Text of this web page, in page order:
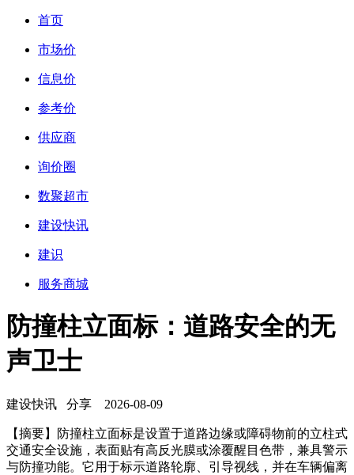
首页
市场价
信息价
参考价
供应商
询价圈
数聚超市
建设快讯
建识
服务商城
防撞柱立面标：道路安全的无
声卫士
建设快讯 分享 2026-08-09
【摘要】防撞柱立面标是设置于道路边缘或障碍物前的立柱式
交通安全设施，表面贴有高反光膜或涂覆醒目色带，兼具警示
与防撞功能。它用于标示道路轮廓、引导视线，并在车辆偏离